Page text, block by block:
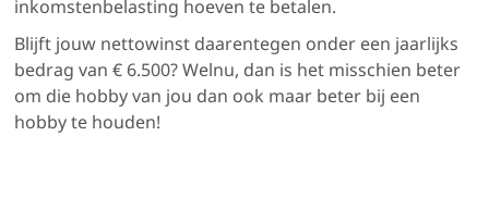
inkomstenbelasting hoeven te betalen.
Blijft jouw nettowinst daarentegen onder een jaarlijks
bedrag van € 6.500? Welnu, dan is het misschien beter
om die hobby van jou dan ook maar beter bij een
hobby te houden!